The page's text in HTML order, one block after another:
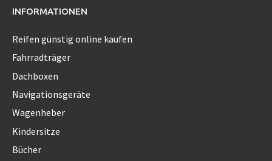
INFORMATIONEN
Reifen günstig online kaufen
Fahrradträger
Dachboxen
Navigationsgeräte
Wagenheber
Kindersitze
Bücher